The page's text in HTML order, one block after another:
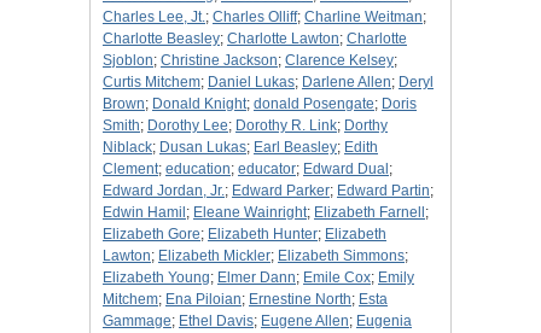
Charles Lee, Jt.; Charles Olliff; Charline Weitman;
Charlotte Beasley; Charlotte Lawton; Charlotte
Sjoblon; Christine Jackson; Clarence Kelsey;
Curtis Mitchem; Daniel Lukas; Darlene Allen; Deryl
Brown; Donald Knight; donald Posengate; Doris
Smith; Dorothy Lee; Dorothy R. Link; Dorthy
Niblack; Dusan Lukas; Earl Beasley; Edith
Clement; education; educator; Edward Dual ;
Edward Jordan, Jr.; Edward Parker; Edward Partin;
Edwin Hamil ; Eleane Wainright; Elizabeth Farnell ;
Elizabeth Gore; Elizabeth Hunter; Elizabeth
Lawton; Elizabeth Mickler; Elizabeth Simmons;
Elizabeth Young; Elmer Dann; Emile Cox; Emily
Mitchem; Ena Piloian; Ernestine North; Esta
Gammage; Ethel Davis; Eugene Allen; Eugenia